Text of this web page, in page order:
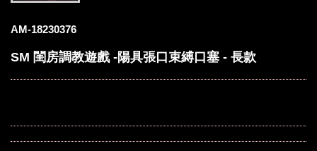
AM-18230376
SM 閨房調教遊戲 -陽具張口束縛口塞 - 長款